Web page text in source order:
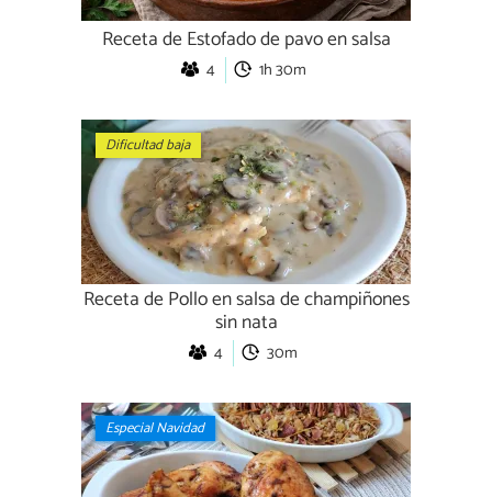
Receta de Estofado de pavo en salsa
4 1h 30m
Dificultad baja
Receta de Pollo en salsa de champiñones
sin nata
4 30m
Especial Navidad